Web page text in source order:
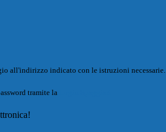
all'indirizzo indicato con le istruzioni necessarie.
tramite la